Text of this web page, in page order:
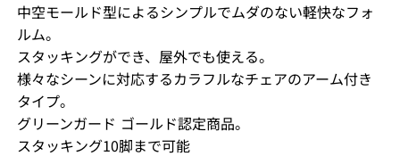
中空モールド型によるシンプルでムダのない軽快なフォ
ルム。
スタッキングができ、屋外でも使える。
様々なシーンに対応するカラフルなチェアのアーム付き
タイプ。
グリーンガード ゴールド認定商品。
スタッキング10脚まで可能